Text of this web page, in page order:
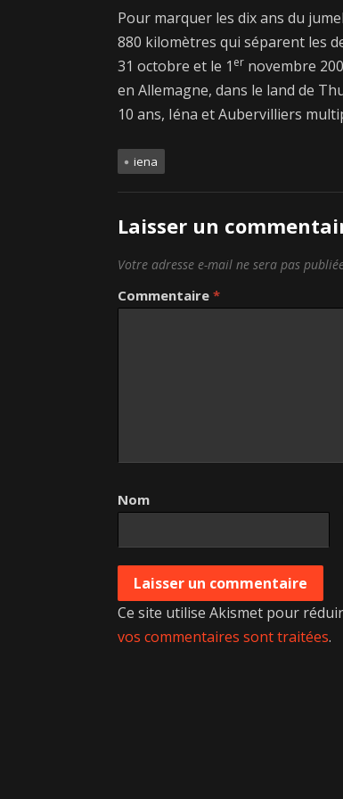
Pour marquer les dix ans du
880 kilomètres qui séparent les
31 octobre et le 1 er novembre
en Allemagne, dans le land de
10 ans, Iéna et Aubervilliers
iena
Laisser un
Votre adresse e-mail ne sera pas
Commentaire *
Nom
Ce site utilise Akismet pour
vos commentaires sont traitées.